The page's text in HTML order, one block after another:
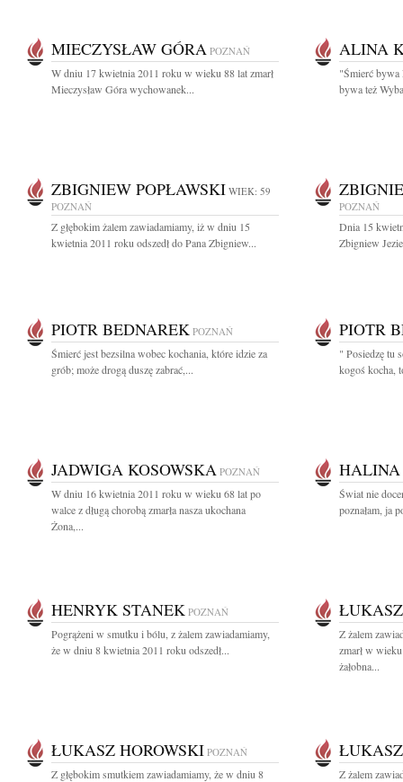
MIECZYSŁAW GÓRA POZNAŃ
W dniu 17 kwietnia 2011 roku w wieku 88 lat zmarł
Mieczysław Góra wychowanek...
ALINA
"Śmierć bywa
bywa też
ZBIGNIEW POPŁAWSKI WIEK: 59
POZNAŃ
Z głębokim żalem zawiadamiamy, iż w dniu 15
kwietnia 2011 roku odszedł do Pana Zbigniew...
POZNAŃ
Dnia 15
Zbigniew
PIOTR BEDNAREK POZNAŃ
Śmierć jest bezsilna wobec kochania, które idzie za
grób; może drogą duszę zabrać,...
PIOTR
" Posiedzę tu
kogoś kocha,
JADWIGA KOSOWSKA POZNAŃ
W dniu 16 kwietnia 2011 roku w wieku 68 lat po
walce z długą chorobą zmarła nasza ukochana
Żona,...
HALINA
Świat nie
poznałam, ja
HENRYK STANEK POZNAŃ
Pogrążeni w smutku i bólu, z żalem zawiadamiamy,
że w dniu 8 kwietnia 2011 roku odszedł...
Z żalem
zmarł w
żałobna...
ŁUKASZ HOROWSKI POZNAŃ
Z głębokim smutkiem zawiadamiamy, że w dniu 8
Z żalem